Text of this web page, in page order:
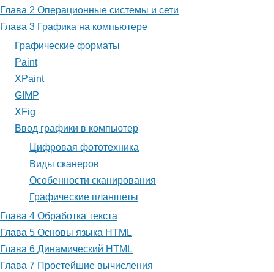
сканеров
Глава 2 Операционные системы и сети
Глава 3 Графика на компьютере
Графические форматы
Paint
XPaint
GIMP
XFig
Ввод графики в компьютер
Цифровая фототехника
Виды сканеров
Особенности сканирования
Графические планшеты
Глава 4 Обработка текста
Глава 5 Основы языка HTML
Глава 6 Динамический HTML
Глава 7 Простейшие вычисления